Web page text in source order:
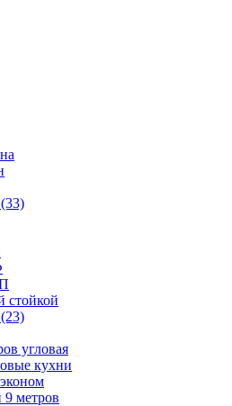
стойкой
угловая
кухни
метров